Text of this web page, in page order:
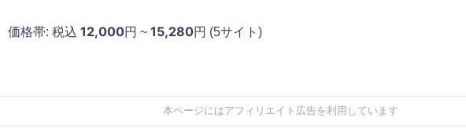
価格帯: 税込 12,000円 ~ 15,280円 (5サイト)
本ページにはアフィリエイト広告を利用しています